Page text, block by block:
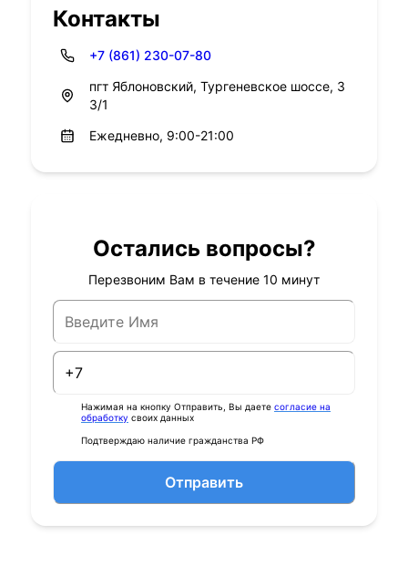
Контакты
+7 (861) 230-07-80
пгт Яблоновский, Тургеневское шоссе, 3
3/1
Ежедневно, 9:00-21:00
Остались вопросы?
Перезвоним Вам в течение 10 минут
Нажимая на кнопку Отправить, Вы даете согласие на
обработку своих данных
Подтверждаю наличие гражданства РФ
Отправить